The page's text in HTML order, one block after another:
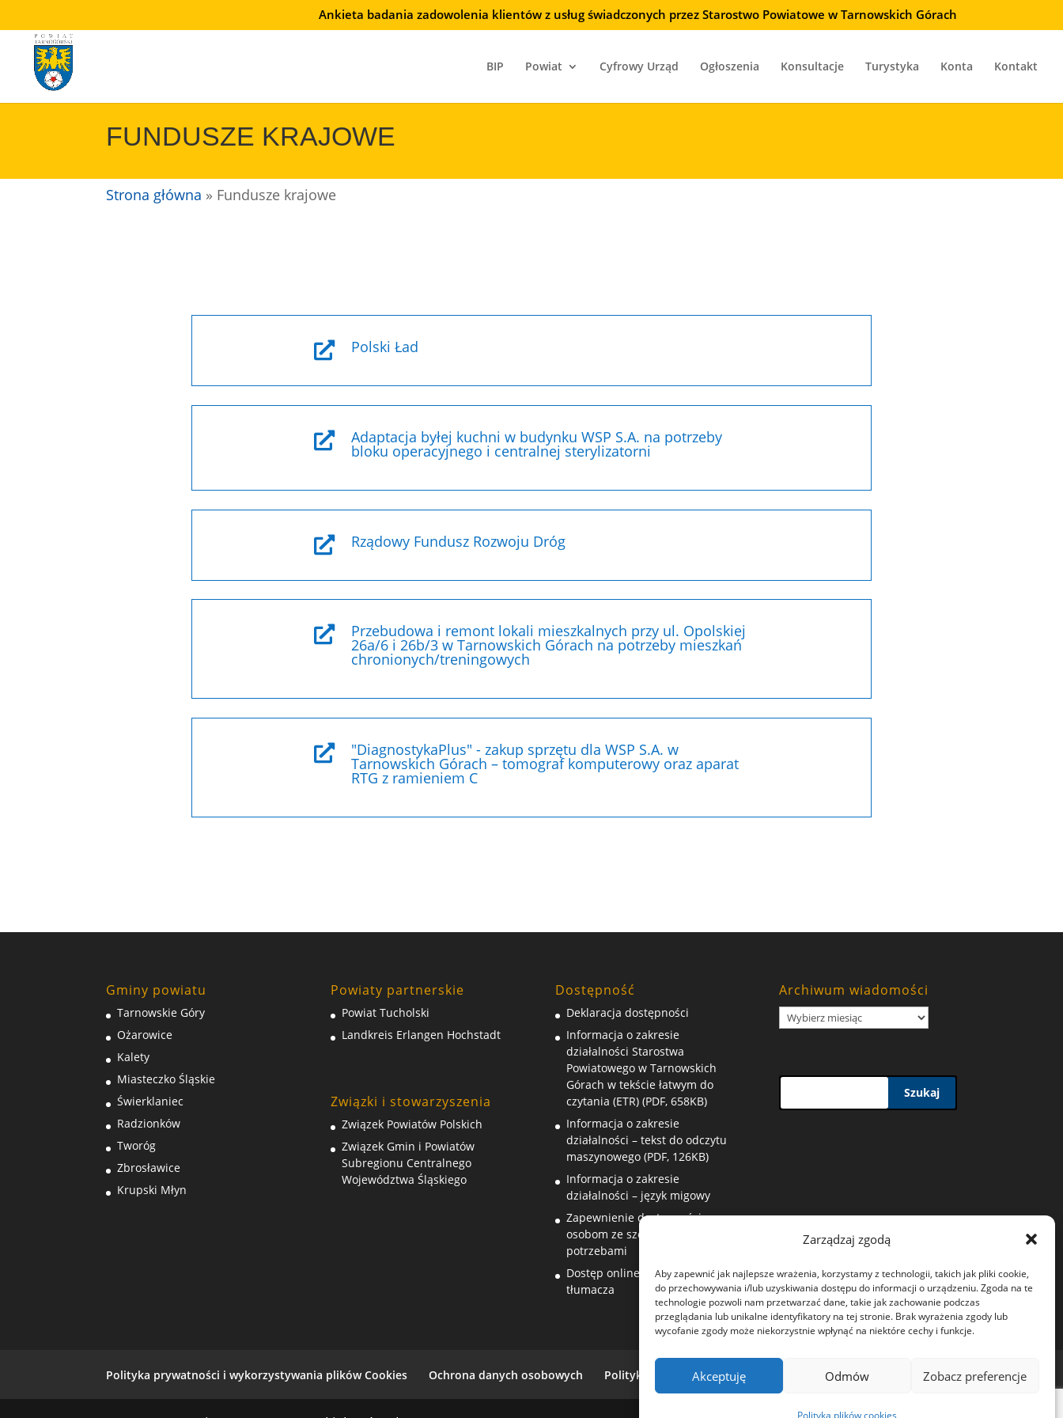
treści
Zarządzaj zgodą
Aby zapewnić jak najlepsze wrażenia, korzystamy z technologii, takich jak pliki cookie,
do przechowywania i/lub uzyskiwania dostępu do informacji o urządzeniu. Zgoda na te
technologie pozwoli nam przetwarzać dane, takie jak zachowanie podczas
przeglądania lub unikalne identyfikatory na tej stronie. Brak wyrażenia zgody lub
wycofanie zgody może niekorzystnie wpłynąć na niektóre cechy i funkcje.
Akceptuję Odmów Zobacz preferencje
Polityka plików cookies
Ankieta badania zadowolenia klientów z usług świadczonych przez Starostwo Powiatowe w Tarnowskich Górach
BIP Powiat Cyfrowy Urząd Ogłoszenia Konsultacje Turystyka Konta Kontakt
FUNDUSZE KRAJOWE
Strona główna » Fundusze krajowe
 Polski Ład
 Adaptacja byłej kuchni w budynku WSP S.A. na potrzeby
bloku operacyjnego i centralnej sterylizatorni
 Rządowy Fundusz Rozwoju Dróg
 Przebudowa i remont lokali mieszkalnych przy ul. Opolskiej
26a/6 i 26b/3 w Tarnowskich Górach na potrzeby mieszkań
chronionych/treningowych
 "DiagnostykaPlus" - zakup sprzętu dla WSP S.A. w
Tarnowskich Górach – tomograf komputerowy oraz aparat
RTG z ramieniem C
Gminy powiatu
Tarnowskie Góry
Ożarowice
Kalety
Miasteczko Śląskie
Świerklaniec
Radzionków
Tworóg
Zbrosławice
Krupski Młyn
Powiaty partnerskie
Powiat Tucholski
Landkreis Erlangen Hochstadt
Związki i stowarzyszenia
Związek Powiatów Polskich
Związek Gmin i Powiatów
Subregionu Centralnego
Województwa Śląskiego
Dostępność
Deklaracja dostępności
Informacja o zakresie
działalności Starostwa
Powiatowego w Tarnowskich
Górach w tekście łatwym do
czytania (ETR) (PDF, 658KB)
Informacja o zakresie
działalności – tekst do odczytu
maszynowego (PDF, 126KB)
Informacja o zakresie
działalności – język migowy
Zapewnienie dostępności
osobom ze szczególnymi
potrzebami
Dostęp online do usługi
tłumacza
Archiwum wiadomości
Archiwum
Szukaj
Polityka prywatności i wykorzystywania plików Cookies Ochrona danych osobowych Polityka plików cookies (EU)